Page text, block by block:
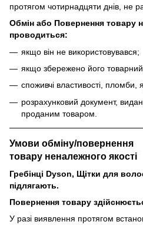
протягом чотирнадцяти днів, не
Обмін або Повернення товару
проводиться:
якщо він не використовувався;
якщо збережено його
споживчі властивості, пломби,
розрахунковий документ,
проданим товаром.
Умови обміну/повернення
товару неналежного якості
Гребінці Dyson, Щітки для
підлягають.
Повернення товару
У разі виявлення протягом